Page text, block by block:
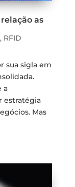
as
, RFID
sua sigla em
a
estratégia
Mas